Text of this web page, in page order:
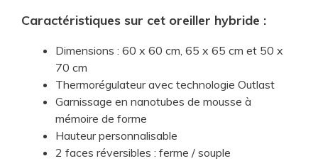
Caractéristiques sur cet oreiller ​hybride :
​Dimensions : 60 x 60 cm, 65 x 65 cm et 50 x
70 cm
Thermorégulateur avec technologie Outlast
Garnissage en nanotubes de mousse à
mémoire de forme
Hauteur personnalisable
2 faces réversibles : ferme / souple